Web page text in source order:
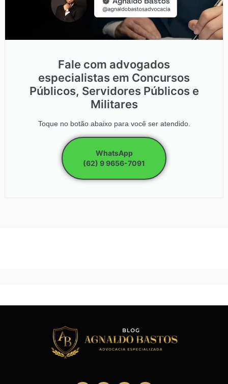
Fale com advogados
especialistas em Concursos
Públicos, Servidores Públicos e
Militares
Toque no botão abaixo para você ser atendido.
WhatsApp
(62) 9 9656-7091